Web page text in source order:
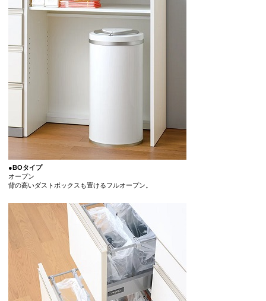
●BOタイプ
オープン
背の高いダストボックスも置けるフルオープン。